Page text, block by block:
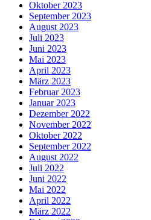
Oktober 2023
September 2023
August 2023
Juli 2023
Juni 2023
Mai 2023
April 2023
März 2023
Februar 2023
Januar 2023
Dezember 2022
November 2022
Oktober 2022
September 2022
August 2022
Juli 2022
Juni 2022
Mai 2022
April 2022
März 2022